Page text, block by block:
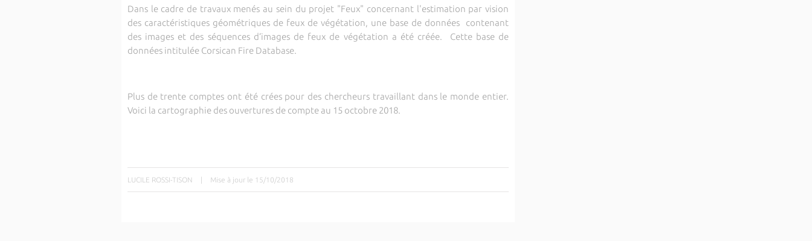
Dans le cadre de travaux menés au sein du projet "Feux" concernant l'estimation par vision
des caractéristiques géométriques de feux de végétation, une base de données contenant
des images et des séquences d’images de feux de végétation a été créée. Cette base de
données intitulée Corsican Fire Database.
Plus de trente comptes ont été crées pour des chercheurs travaillant dans le monde entier.
Voici la cartographie des ouvertures de compte au 15 octobre 2018.
LUCILE ROSSI-TISON | Mise à jour le 15/10/2018